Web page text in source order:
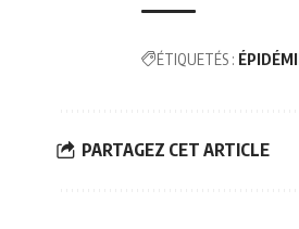
ÉTIQUETÉS :
PARTAGEZ CET ARTICLE